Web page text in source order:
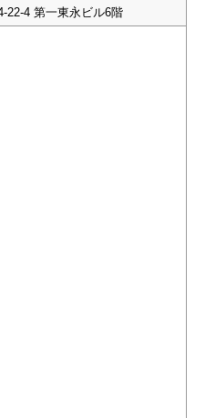
22-4 第一東永ビル6階